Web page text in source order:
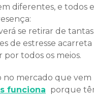
diferentes, e todos
se retirar de
de estresse
todos os meios.
mercado que
funciona porque